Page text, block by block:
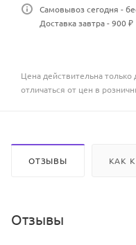
Самовывоз сегодня -
Доставка завтра - 900 ₽
Цена действительна
отличаться от цен в
ОТЗЫВЫ КАК
Отзывы